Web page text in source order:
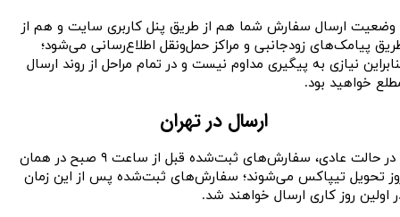
وضعیت ارسال سفارش شما هم از طریق پنل کاربری سایت و هم از
پیامک‌های زودجانبی و مراکز حمل‌ونقل اطلاع‌رسانی می‌شود؛
نیازی به پیگیری مداوم نیست و در تمام مراحل از روند ارسال
خواهید بود.​​​​​​​
ارسال در تهران
• در حالت عادی، سفارش‌های ثبت‌شده قبل از ساعت ۹ صبح در همان
تحویل تیپاکس می‌شوند؛ سفارش‌های ثبت‌شده پس از این زمان
اولین روز کاری ارسال خواهند شد.